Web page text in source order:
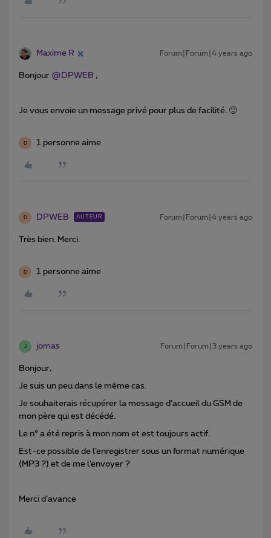
Maxime R Forum|Forum|4 years ago
Bonjour @DPWEB ,
Je vous envoie un message privé pour plus de facilité. 🙂
D 1 personne aime
D DPWEB AUTEUR Forum|Forum|4 years ago
Très bien. Merci.
D 1 personne aime
jomas Forum|Forum|3 years ago
Bonjour,
Je suis un peu dans le même cas.
Je souhaiterais récupérer la message d’accueil du GSM de
mon père qui est décédé.
Le n° a été repris à mon nom et est toujours actif.
Est-ce possible de l’enregistrer sous un format numérique
(MP3 ?) et de me l’envoyer ?
Merci d’avance